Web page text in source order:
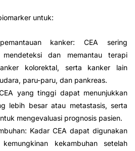
untuk:
kanker: CEA sering
dan memantau terapi
kolorektal, serta kanker lain
paru-paru, dan pankreas.
yang tinggi dapat menunjukkan
lebih besar atau metastasis, serta
mengevaluasi prognosis pasien.
Kadar CEA dapat digunakan
kekambuhan setelah